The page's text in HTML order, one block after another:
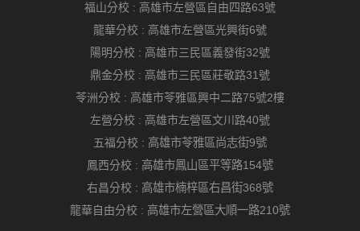
福山分校 : 高雄市左營區自由四路63號
龍華分校 : 高雄市左營區光興街6號
陽明分校 : 高雄市三民區義發街32號
鼎金分校 : 高雄市三民區莊敬路31號
苓洲分校 : 高雄市苓雅區興中二路75號2樓
左營分校 : 高雄市左營區文川路40號
五福分校 : 高雄市苓雅區尚志街9號
鳳西分校 : 高雄市鳳山區平等路154號
右昌分校 : 高雄市楠梓區右昌街368號
龍華自由分校 : 高雄市左營區大順一路210號